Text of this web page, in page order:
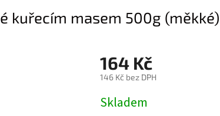
kuřecím masem 500g (měkké)
164 Kč
146 Kč bez DPH
cena:
Skladem